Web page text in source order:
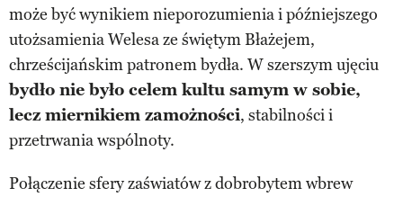
może być wynikiem nieporozumienia i późniejszego
utożsamienia Welesa ze świętym Błażejem,
chrześcijańskim patronem bydła. W szerszym ujęciu
bydło nie było celem kultu samym w sobie,
lecz miernikiem zamożności, stabilności i
przetrwania wspólnoty.
Połączenie sfery zaświatów z dobrobytem wbrew